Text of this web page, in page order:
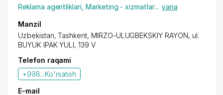
Reklama agentliklari Marketing - xizmatlar... yana
Manzil
Uzbekistan, Tashkent, MIRZO-ULUGBEKSKIY RAYON, ul.
BUYUK IPAK YULI, 139 V
Telefon raqami
+998...Ko'rsatish
E-mail